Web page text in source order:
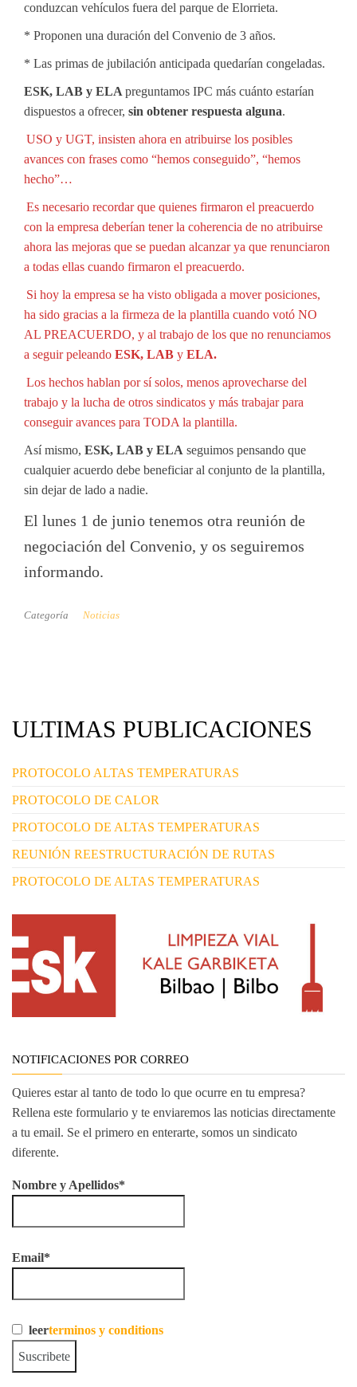
conduzcan vehículos fuera del parque de Elorrieta.
* Proponen una duración del Convenio de 3 años.
* Las primas de jubilación anticipada quedarían congeladas.
ESK, LAB y ELA preguntamos IPC más cuánto estarían
dispuestos a ofrecer, sin obtener respuesta alguna.
USO y UGT, insisten ahora en atribuirse los posibles
avances con frases como “hemos conseguido”, “hemos
hecho”…
Es necesario recordar que quienes firmaron el preacuerdo
con la empresa deberían tener la coherencia de no atribuirse
ahora las mejoras que se puedan alcanzar ya que renunciaron
a todas ellas cuando firmaron el preacuerdo.
Si hoy la empresa se ha visto obligada a mover posiciones,
ha sido gracias a la firmeza de la plantilla cuando votó NO
AL PREACUERDO, y al trabajo de los que no renunciamos
a seguir peleando ESK, LAB y ELA.
Los hechos hablan por sí solos, menos aprovecharse del
trabajo y la lucha de otros sindicatos y más trabajar para
conseguir avances para TODA la plantilla.
Así mismo, ESK, LAB y ELA seguimos pensando que
cualquier acuerdo debe beneficiar al conjunto de la plantilla,
sin dejar de lado a nadie.
El lunes 1 de junio tenemos otra reunión de
negociación del Convenio, y os seguiremos
informando.
Categoría Noticias
ULTIMAS PUBLICACIONES
PROTOCOLO ALTAS TEMPERATURAS
PROTOCOLO DE CALOR
PROTOCOLO DE ALTAS TEMPERATURAS
REUNIÓN REESTRUCTURACIÓN DE RUTAS
PROTOCOLO DE ALTAS TEMPERATURAS
NOTIFICACIONES POR CORREO
Quieres estar al tanto de todo lo que ocurre en tu empresa?
Rellena este formulario y te enviaremos las noticias directamente
a tu email. Se el primero en enterarte, somos un sindicato
diferente.
Nombre y Apellidos*
Email*
leerterminos y conditions